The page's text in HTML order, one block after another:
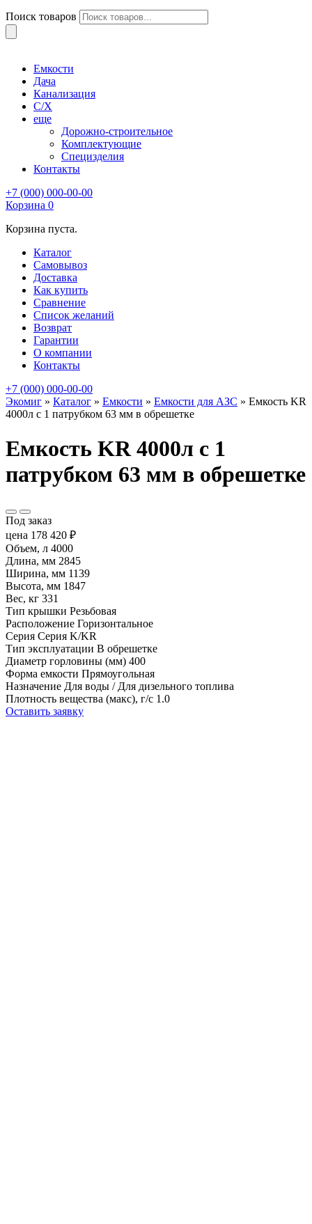
Поиск товаров
Емкости
Дача
Канализация
С/Х
еще
Дорожно-строительное
Комплектующие
Специзделия
Контакты
+7 (000) 000-00-00
Корзина 0
Корзина пуста.
Каталог
Самовывоз
Доставка
Как купить
Сравнение
Список желаний
Возврат
Гарантии
О компании
Контакты
+7 (000) 000-00-00
Экомиг » Каталог » Емкости » Емкости для АЗС » Емкость KR
4000л с 1 патрубком 63 мм в обрешетке
Емкость KR 4000л с 1
патрубком 63 мм в обрешетке
Под заказ
цена 178 420 ₽
Объем, л 4000
Длина, мм 2845
Ширина, мм 1139
Высота, мм 1847
Вес, кг 331
Тип крышки Резьбовая
Расположение Горизонтальное
Серия Серия K/KR
Тип эксплуатации В обрешетке
Диаметр горловины (мм) 400
Форма емкости Прямоугольная
Назначение Для воды / Для дизельного топлива
Плотность вещества (макс), г/с 1.0
Оставить заявку